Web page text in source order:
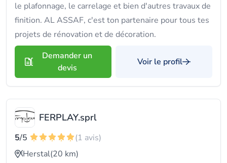
le plafonnage, le carrelage et bien d'autres travaux de
finition. AL ASSAF, c'est ton partenaire pour tous tes
projets de rénovation et de décoration.
Demander un
devis
Voir le profil
FERPLAY.sprl
5/5
(1 avis)
Herstal(20 km)